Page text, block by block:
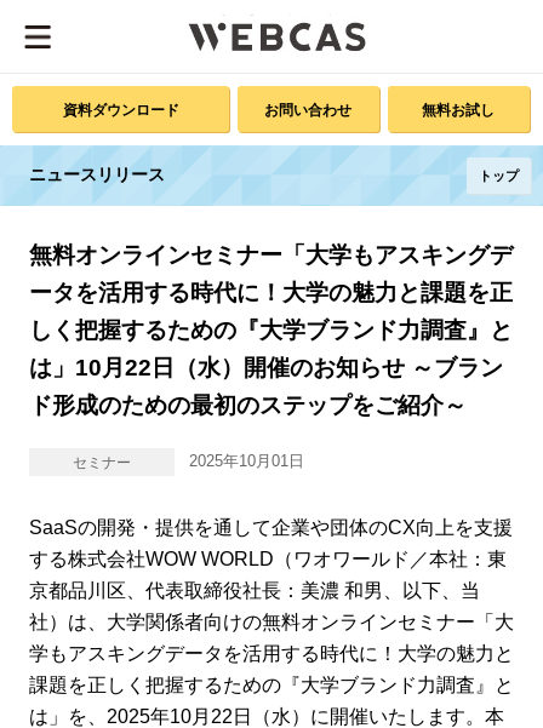
資料ダウンロード お問い合わせ 無料お試し
ニュースリリース トップ
無料オンラインセミナー「大学もアスキングデ
ータを活用する時代に！大学の魅力と課題を正
しく把握するための『大学ブランド力調査』と
は」10月22日（水）開催のお知らせ ～ブラン
ド形成のための最初のステップをご紹介～
セミナー 2025年10月01日
SaaSの開発・提供を通して企業や団体のCX向上を支援
する株式会社WOW WORLD（ワオワールド／本社：東
京都品川区、代表取締役社長：美濃 和男、以下、当
社）は、大学関係者向けの無料オンラインセミナー「大
学もアスキングデータを活用する時代に！大学の魅力と
課題を正しく把握するための『大学ブランド力調査』と
は」を、2025年10月22日（水）に開催いたします。本